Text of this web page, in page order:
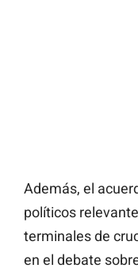
Además, el
políticos
terminales de
en el debate